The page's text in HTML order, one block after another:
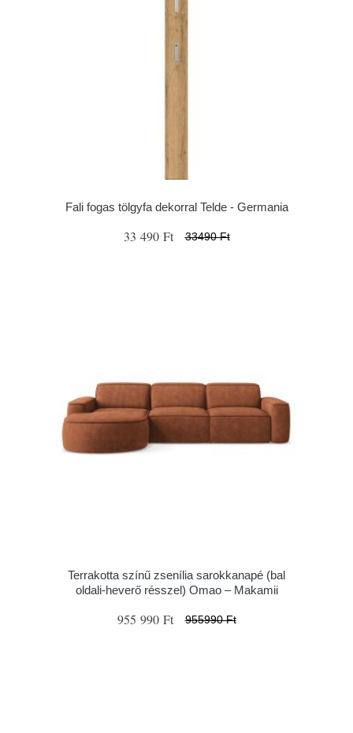
Fali fogas tölgyfa dekorral Telde - Germania
33 490 Ft 33490 Ft
Terrakotta színű zsenília sarokkanapé (bal
oldali-heverő résszel) Omao – Makamii
955 990 Ft 955990 Ft